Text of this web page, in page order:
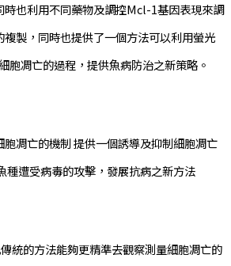
時也利用不同藥物及調控Mcl-1基因表現來調
製，同時也提供了一個方法可以利用螢光
胞凋亡的過程，提供魚病防治之新策略。
凋亡的機制 提供一個誘導及抑制細胞凋亡
種遭受病毒的攻擊，發展抗病之新方法
統的方法能夠更精準去觀察測量細胞凋亡的